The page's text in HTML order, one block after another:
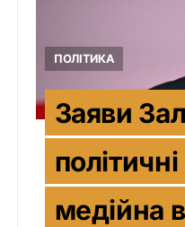
ПОЛІТИКА
Заяви
медійна